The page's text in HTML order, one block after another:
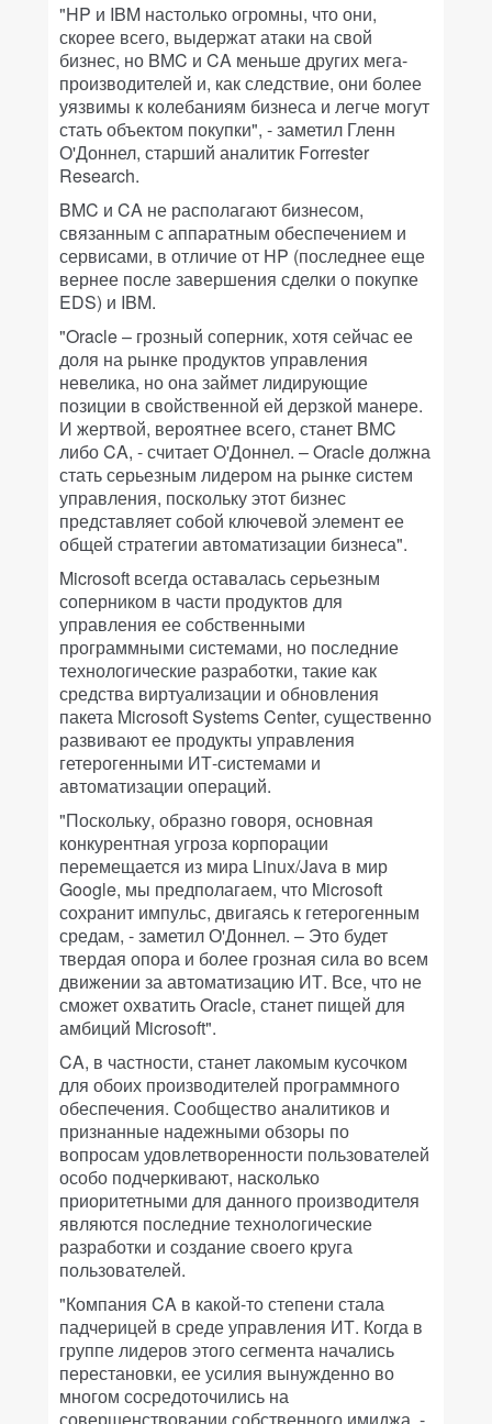
"HP и IBM настолько огромны, что они,
скорее всего, выдержат атаки на свой
бизнес, но BMC и CA меньше других мега-
производителей и, как следствие, они более
уязвимы к колебаниям бизнеса и легче могут
стать объектом покупки", - заметил Гленн
О'Доннел, старший аналитик Forrester
Research.
BMC и CA не располагают бизнесом,
связанным с аппаратным обеспечением и
сервисами, в отличие от HP (последнее еще
вернее после завершения сделки о покупке
EDS) и IBM.
"Oracle – грозный соперник, хотя сейчас ее
доля на рынке продуктов управления
невелика, но она займет лидирующие
позиции в свойственной ей дерзкой манере.
И жертвой, вероятнее всего, станет BMC
либо CA, - считает О'Доннел. – Oracle должна
стать серьезным лидером на рынке систем
управления, поскольку этот бизнес
представляет собой ключевой элемент ее
общей стратегии автоматизации бизнеса".
Microsoft всегда оставалась серьезным
соперником в части продуктов для
управления ее собственными
программными системами, но последние
технологические разработки, такие как
средства виртуализации и обновления
пакета Microsoft Systems Center, существенно
развивают ее продукты управления
гетерогенными ИТ-системами и
автоматизации операций.
"Поскольку, образно говоря, основная
конкурентная угроза корпорации
перемещается из мира Linux/Java в мир
Google, мы предполагаем, что Microsoft
сохранит импульс, двигаясь к гетерогенным
средам, - заметил О'Доннел. – Это будет
твердая опора и более грозная сила во всем
движении за автоматизацию ИТ. Все, что не
сможет охватить Oracle, станет пищей для
амбиций Microsoft".
CA, в частности, станет лакомым кусочком
для обоих производителей программного
обеспечения. Сообщество аналитиков и
признанные надежными обзоры по
вопросам удовлетворенности пользователей
особо подчеркивают, насколько
приоритетными для данного производителя
являются последние технологические
разработки и создание своего круга
пользователей.
"Компания CA в какой-то степени стала
падчерицей в среде управления ИТ. Когда в
группе лидеров этого сегмента начались
перестановки, ее усилия вынужденно во
многом сосредоточились на